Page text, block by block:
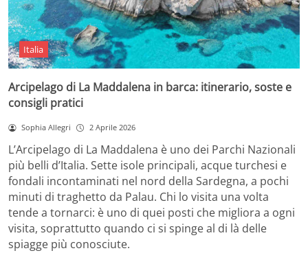
Italia
Arcipelago di La Maddalena in barca: itinerario, soste e
consigli pratici
Sophia Allegri 2 Aprile 2026
L’Arcipelago di La Maddalena è uno dei Parchi Nazionali
più belli d’Italia. Sette isole principali, acque turchesi e
fondali incontaminati nel nord della Sardegna, a pochi
minuti di traghetto da Palau. Chi lo visita una volta
tende a tornarci: è uno di quei posti che migliora a ogni
visita, soprattutto quando ci si spinge al di là delle
spiagge più conosciute.